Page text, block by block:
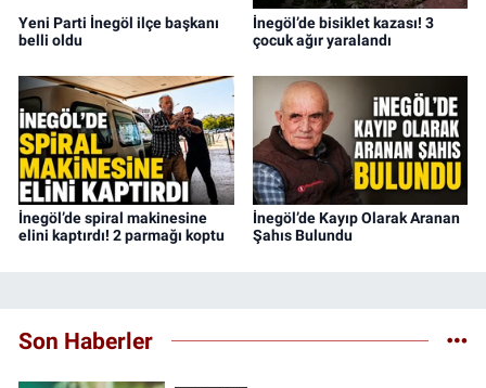
Yeni Parti İnegöl ilçe başkanı
belli oldu
İnegöl’de bisiklet kazası! 3
çocuk ağır yaralandı
İnegöl’de spiral makinesine
elini kaptırdı! 2 parmağı koptu
İnegöl’de Kayıp Olarak Aranan
Şahıs Bulundu
Son Haberler